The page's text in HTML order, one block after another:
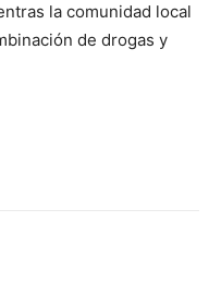
la comunidad local
de drogas y